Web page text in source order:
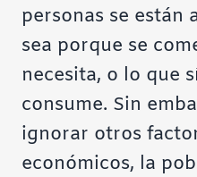
personas se están
sea porque se
necesita, o lo que
consume. Sin
ignorar otros
económicos, la